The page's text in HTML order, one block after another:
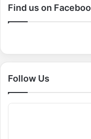
Find us on
Follow Us